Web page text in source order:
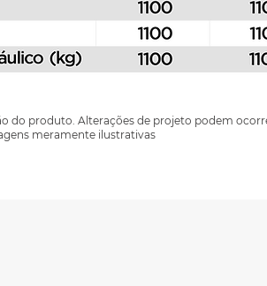
do produto. Alterações de projeto podem
meramente ilustrativas